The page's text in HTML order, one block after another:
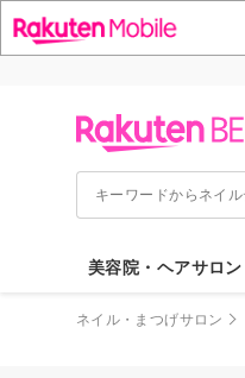
美容院・ヘアサロン
ネイル・まつげサロン